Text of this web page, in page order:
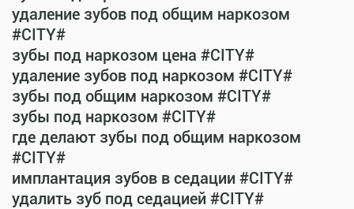
удаление зубов под общим наркозом
#CITY#
зубы под наркозом цена #CITY#
удаление зубов под наркозом #CITY#
зубы под общим наркозом #CITY#
зубы под наркозом #CITY#
где делают зубы под общим наркозом
#CITY#
имплантация зубов в седации #CITY#
удалить зуб под седацией #CITY#